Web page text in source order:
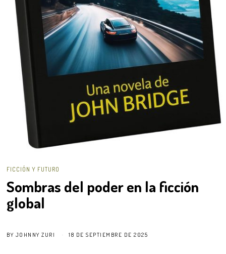
FICCIÓN Y FUTURO
Sombras del poder en la ficción
global
BY JOHNNY ZURI 18 DE SEPTIEMBRE DE 2025